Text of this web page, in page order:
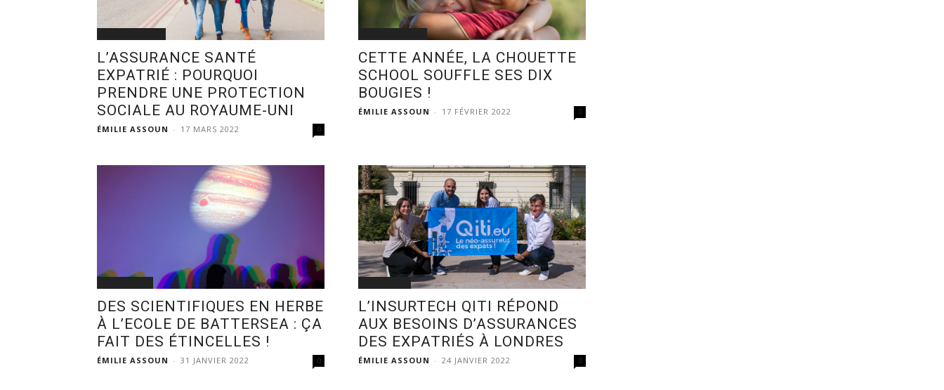
L’ASSURANCE SANTÉ
EXPATRIÉ : POURQUOI
PRENDRE UNE PROTECTION
SOCIALE AU ROYAUME-UNI
ÉMILIE ASSOUN - 17 MARS 2022 0
CETTE ANNÉE, LA CHOUETTE
SCHOOL SOUFFLE SES DIX
BOUGIES !
ÉMILIE ASSOUN - 17 FÉVRIER 2022 0
DES SCIENTIFIQUES EN HERBE
À L’ECOLE DE BATTERSEA : ÇA
FAIT DES ÉTINCELLES !
ÉMILIE ASSOUN - 31 JANVIER 2022 0
L’INSURTECH QITI RÉPOND
AUX BESOINS D’ASSURANCES
DES EXPATRIÉS À LONDRES
ÉMILIE ASSOUN - 24 JANVIER 2022 0